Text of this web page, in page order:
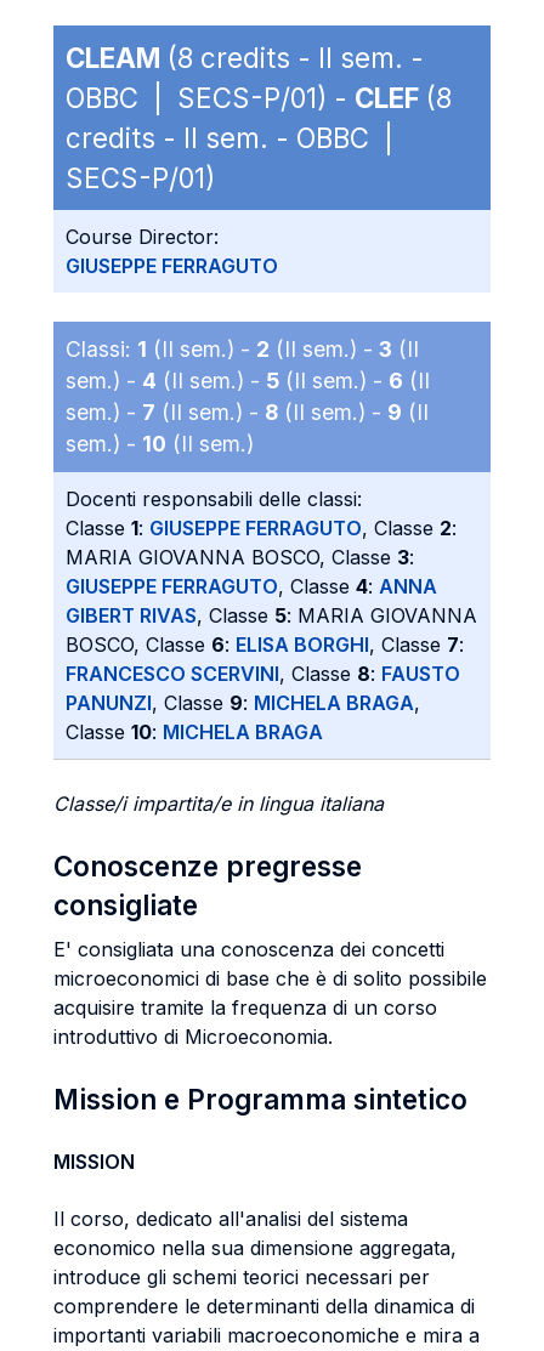
CLEAM (8 credits - II sem. -
OBBC | SECS-P/01) - CLEF (8
credits - II sem. - OBBC |
SECS-P/01)
Course Director:
GIUSEPPE FERRAGUTO
Classi: 1 (II sem.) - 2 (II sem.) - 3 (II
sem.) - 4 (II sem.) - 5 (II sem.) - 6 (II
sem.) - 7 (II sem.) - 8 (II sem.) - 9 (II
sem.) - 10 (II sem.)
Docenti responsabili delle classi:
Classe 1: GIUSEPPE FERRAGUTO, Classe 2:
MARIA GIOVANNA BOSCO, Classe 3:
GIUSEPPE FERRAGUTO, Classe 4: ANNA
GIBERT RIVAS, Classe 5: MARIA GIOVANNA
BOSCO, Classe 6: ELISA BORGHI, Classe 7:
FRANCESCO SCERVINI, Classe 8: FAUSTO
PANUNZI, Classe 9: MICHELA BRAGA,
Classe 10: MICHELA BRAGA
Classe/i impartita/e in lingua italiana
Conoscenze pregresse
consigliate
E' consigliata una conoscenza dei concetti
microeconomici di base che è di solito possibile
acquisire tramite la frequenza di un corso
introduttivo di Microeconomia.
Mission e Programma sintetico
MISSION
Il corso, dedicato all'analisi del sistema
economico nella sua dimensione aggregata,
introduce gli schemi teorici necessari per
comprendere le determinanti della dinamica di
importanti variabili macroeconomiche e mira a